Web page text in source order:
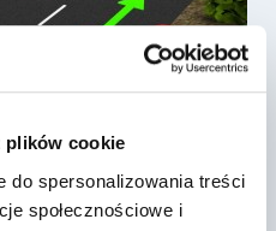
plików cookie
do spersonalizowania treści
społecznościowe i